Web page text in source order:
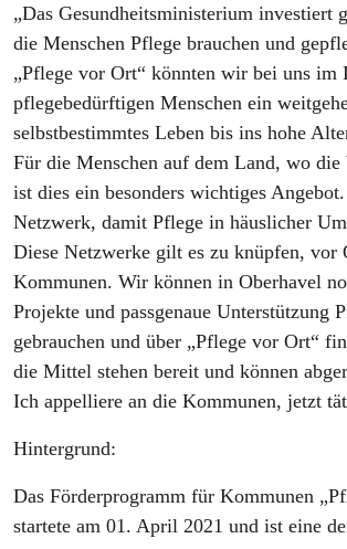
„Das Gesundheitsministerium investiert
die Menschen Pflege brauchen und
„Pflege vor Ort“ könnten wir bei uns im
pflegebedürftigen Menschen ein
selbstbestimmtes Leben bis ins hohe
Für die Menschen auf dem Land, wo die
ist dies ein besonders wichtiges
Netzwerk, damit Pflege in häuslicher
Diese Netzwerke gilt es zu knüpfen, vor
Kommunen. Wir können in Oberhavel
Projekte und passgenaue Unterstützung
gebrauchen und über „Pflege vor Ort“
die Mittel stehen bereit und können
Ich appelliere an die Kommunen, jetzt
Hintergrund:
Das Förderprogramm für Kommunen
startete am 01. April 2021 und ist eine